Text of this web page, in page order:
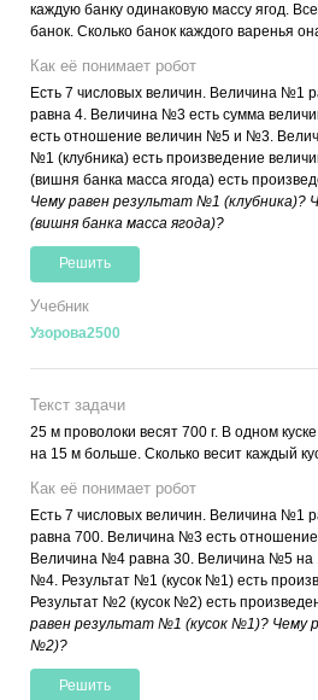
каждую банку одинаковую массу ягод.
банок. Сколько банок каждого варенья
Как её понимает робот
Есть 7 числовых величин. Величина №1
равна 4. Величина №3 есть сумма
есть отношение величин №5 и №3.
№1 (клубника) есть произведение
(вишня банка масса ягода) есть
Чему равен результат №1 (клубника)?
(вишня банка масса ягода)?
Решить
Учебник
Узорова2500
Текст задачи
25 м проволоки весят 700 г. В одном
на 15 м больше. Сколько весит каждый
Как её понимает робот
Есть 7 числовых величин. Величина №1
равна 700. Величина №3 есть
Величина №4 равна 30. Величина №5 на
№4. Результат №1 (кусок №1) есть
Результат №2 (кусок №2) есть
равен результат №1 (кусок №1)? Чему
№2)?
Решить